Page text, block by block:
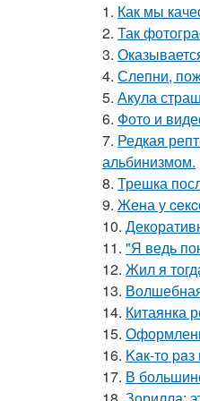
1. Как мы
2. Так
3.
4. Слепни,
5. Акула
6. Фото и
7. Редкая
альбинизмом.
8. Трешка
9. Жена у
10.
11. "Я ведь
12. Жил я
13.
14. Китаянка
15.
16. Kaк-то
17. В